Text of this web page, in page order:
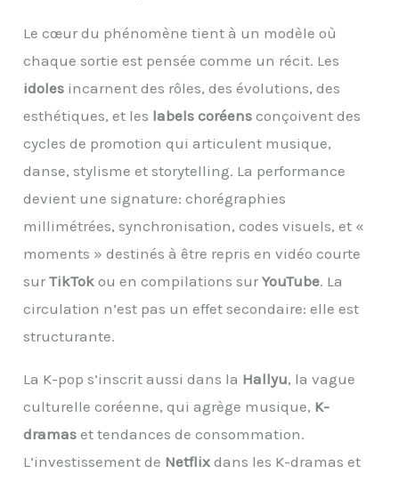
Le cœur du phénomène tient à un modèle où
chaque sortie est pensée comme un récit. Les
idoles incarnent des rôles, des évolutions, des
esthétiques, et les labels coréens conçoivent des
cycles de promotion qui articulent musique,
danse, stylisme et storytelling. La performance
devient une signature: chorégraphies
millimétrées, synchronisation, codes visuels, et «
moments » destinés à être repris en vidéo courte
surTikTok ou en compilations surYouTube. La
circulation n’est pas un effet secondaire: elle est
structurante.
La K-pop s’inscrit aussi dans la Hallyu, la vague
culturelle coréenne, qui agrège musique, K-
dramas et tendances de consommation.
L’investissement de Netflix dans les K-dramas et